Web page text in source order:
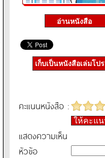
เก็บเป็นหนังสือเล่มโป
คะแนนหนังสือ :
ให้คะแ
แสดงความเห็น
หัวข้อ